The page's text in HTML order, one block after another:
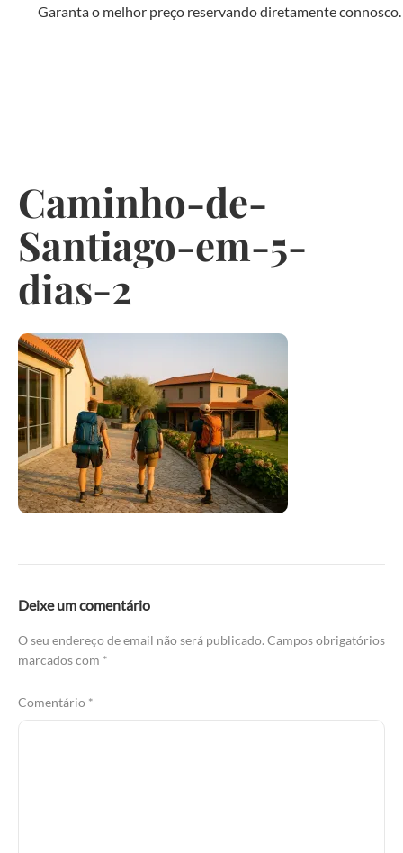
Garanta o melhor preço reservando diretamente connosco.
Caminho-de-
Santiago-em-5-
dias-2
Deixe um comentário
O seu endereço de email não será publicado. Campos obrigatórios
marcados com *
Comentário *